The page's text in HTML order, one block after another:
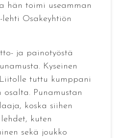
hän toimi useamman
Osakeyhtiön
ja painotyöstä
Kyseinen
tuttu kumppani
osalta. Punamustan
koska siihen
kuten
sekä joukko